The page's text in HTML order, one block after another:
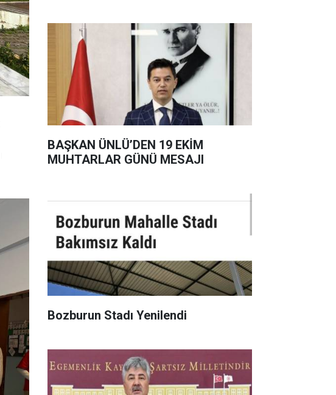
BAŞKAN ÜNLÜ’DEN 19 EKİM
MUHTARLAR GÜNÜ MESAJI
Bozburun Stadı Yenilendi